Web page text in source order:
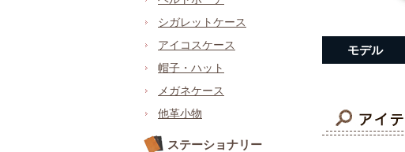
シガレットケース
アイコスケース
帽子・ハット
メガネケース
他革小物
ステーショナリー
モデル